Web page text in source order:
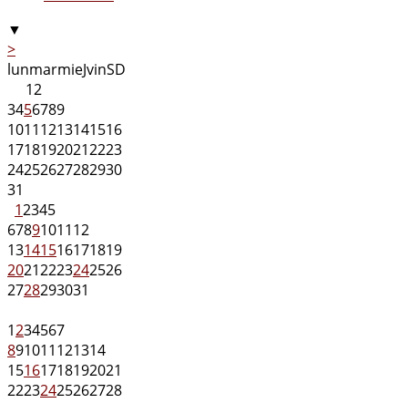
▼
>
lunmarmieJvinSD
12
3456789
10111213141516
17181920212223
24252627282930
31
12345
6789101112
13141516171819
20212223242526
2728293031
1234567
891011121314
15161718192021
22232425262728